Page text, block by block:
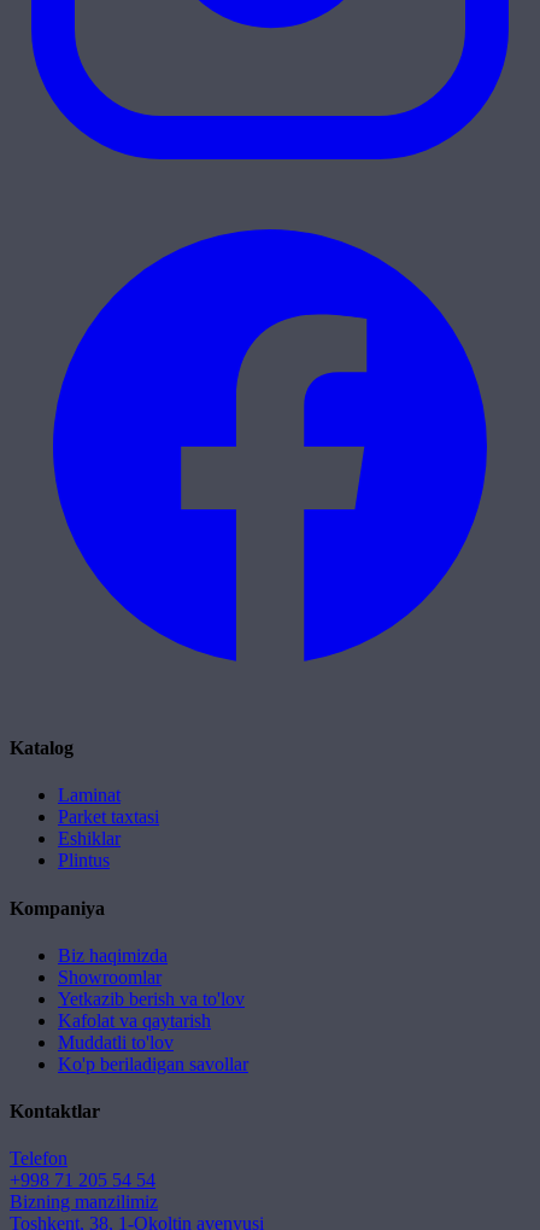
Katalog
Laminat
Parket taxtasi
Eshiklar
Plintus
Kompaniya
Biz haqimizda
Showroomlar
Yetkazib berish va to'lov
Kafolat va qaytarish
Muddatli to'lov
Ko'p beriladigan savollar
Kontaktlar
Telefon
+998 71 205 54 54
Bizning manzilimiz
Toshkent, 38, 1-Okoltin avenyusi